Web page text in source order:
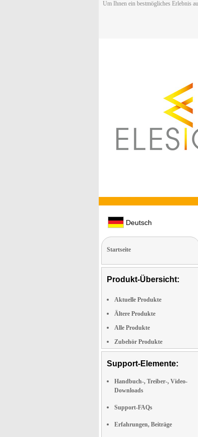
Um Ihnen ein bestmögliches Erlebnis
Deutsch
Startseite
Produkt-Übersicht:
Aktuelle Produkte
Ältere Produkte
Alle Produkte
Zubehör Produkte
Support-Elemente:
Handbuch-, Treiber-, Video-
Downloads
Support-FAQs
Erfahrungen, Beiträge